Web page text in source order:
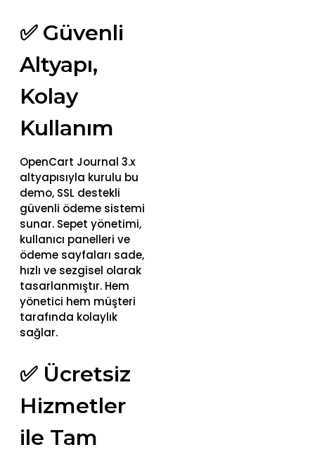
✅ Güvenli
Altyapı,
Kolay
Kullanım
OpenCart Journal 3.x
altyapısıyla kurulu bu
demo, SSL destekli
güvenli ödeme sistemi
sunar. Sepet yönetimi,
kullanıcı panelleri ve
ödeme sayfaları sade,
hızlı ve sezgisel olarak
tasarlanmıştır. Hem
yönetici hem müşteri
tarafında kolaylık
sağlar.
✅ Ücretsiz
Hizmetler
ile Tam